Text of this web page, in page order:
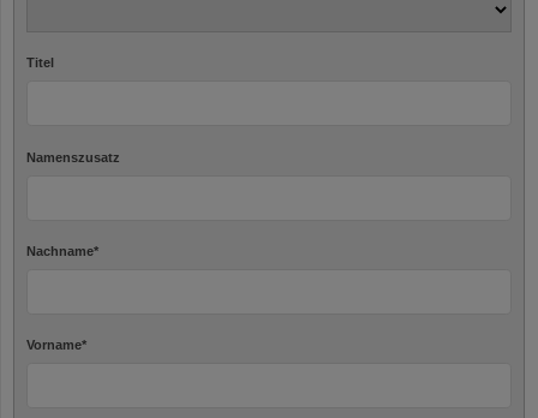
Titel
Namenszusatz
Nachname*
Vorname*